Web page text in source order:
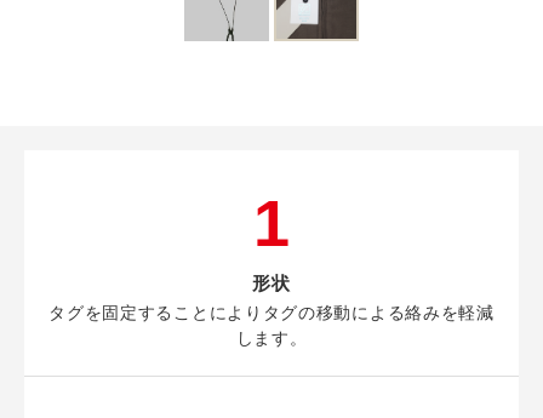
1
形状
タグを固定することによりタグの移動による絡みを軽減
します。